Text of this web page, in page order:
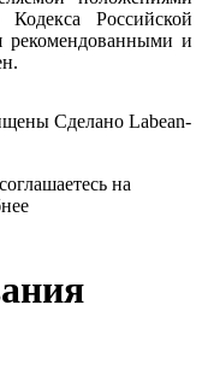
Российской
рекомендованными и
Сделано Labean-
на